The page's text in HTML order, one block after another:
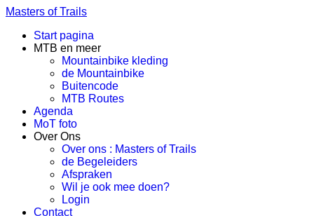
Masters of Trails
Start pagina
MTB en meer
Mountainbike kleding
de Mountainbike
Buitencode
MTB Routes
Agenda
MoT foto
Over Ons
Over ons : Masters of Trails
de Begeleiders
Afspraken
Wil je ook mee doen?
Login
Contact